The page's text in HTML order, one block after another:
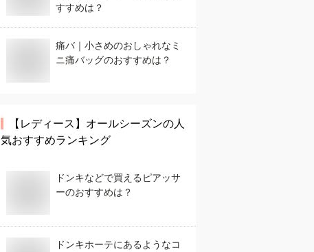
すすめは？
痛バ｜小さめのおしゃれなミ
ニ痛バッグのおすすめは？
【レディース】 オールシーズンの人
気おすすめランキング
ドンキなどで買えるピアッサ
ーのおすすめは？
ドンキホーテにあるようなコ